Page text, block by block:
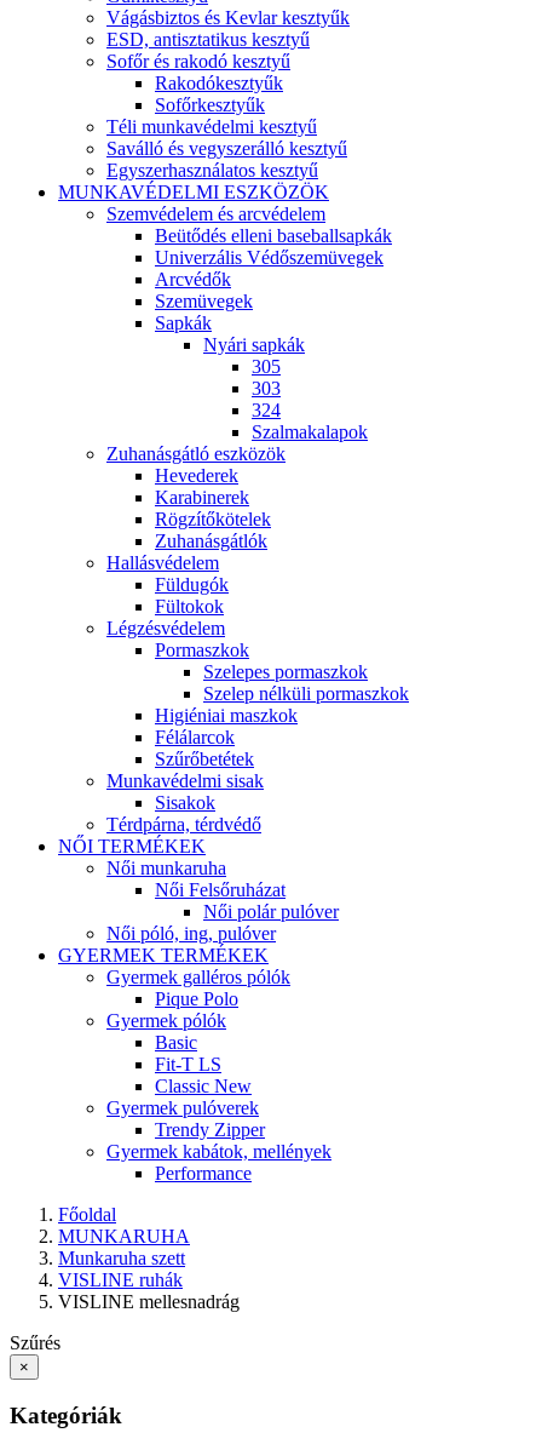
Vágásbiztos és Kevlar kesztyűk
ESD, antisztatikus kesztyű
Sofőr és rakodó kesztyű
Rakodókesztyűk
Sofőrkesztyűk
Téli munkavédelmi kesztyű
Saválló és vegyszerálló kesztyű
Egyszerhasználatos kesztyű
MUNKAVÉDELMI ESZKÖZÖK
Szemvédelem és arcvédelem
Beütődés elleni baseballsapkák
Univerzális Védőszemüvegek
Arcvédők
Szemüvegek
Sapkák
Nyári sapkák
305
303
324
Szalmakalapok
Zuhanásgátló eszközök
Hevederek
Karabinerek
Rögzítőkötelek
Zuhanásgátlók
Hallásvédelem
Füldugók
Fültokok
Légzésvédelem
Pormaszkok
Szelepes pormaszkok
Szelep nélküli pormaszkok
Higiéniai maszkok
Félálarcok
Szűrőbetétek
Munkavédelmi sisak
Sisakok
Térdpárna, térdvédő
NŐI TERMÉKEK
Női munkaruha
Női Felsőruházat
Női polár pulóver
Női póló, ing, pulóver
GYERMEK TERMÉKEK
Gyermek galléros pólók
Pique Polo
Gyermek pólók
Basic
Fit-T LS
Classic New
Gyermek pulóverek
Trendy Zipper
Gyermek kabátok, mellények
Performance
Főoldal
MUNKARUHA
Munkaruha szett
VISLINE ruhák
VISLINE mellesnadrág
Szűrés
×
Kategóriák